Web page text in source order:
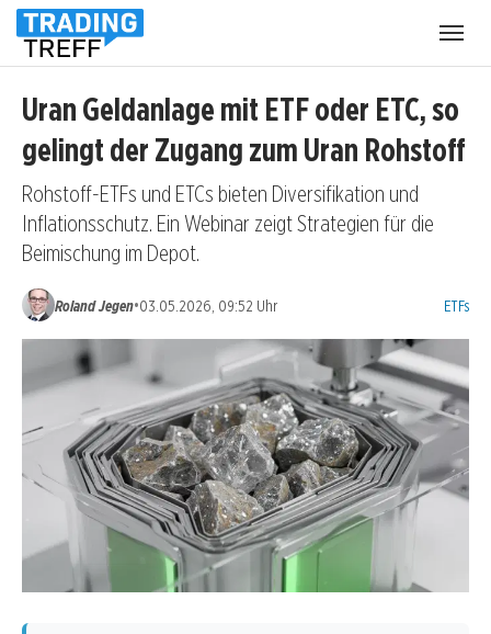
Uran Geldanlage mit ETF oder ETC, so
gelingt der Zugang zum Uran Rohstoff
Rohstoff-ETFs und ETCs bieten Diversifikation und
Inflationsschutz. Ein Webinar zeigt Strategien für die
Beimischung im Depot.
Roland Jegen•03.05.2026, 09:52 Uhr ETFs